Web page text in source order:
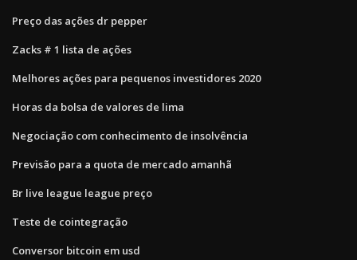
Preço das ações dr pepper
Zacks # 1 lista de ações
Melhores ações para pequenos investidores 2020
Horas da bolsa de valores de lima
Negociação com conhecimento de insolvência
Previsão para a quota de mercado amanhã
Br live league league preço
Teste de cointegração
Conversor bitcoin em usd